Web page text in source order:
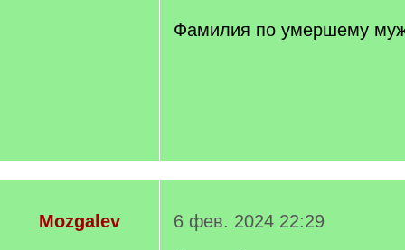
q
]
Фамилия по умершему
Mozgalev
6 фев. 2024 22:29